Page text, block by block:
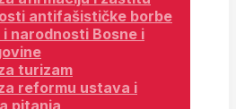
antifašističke borbe
narodnosti Bosne i
turizam
reformu ustava i
pitanja